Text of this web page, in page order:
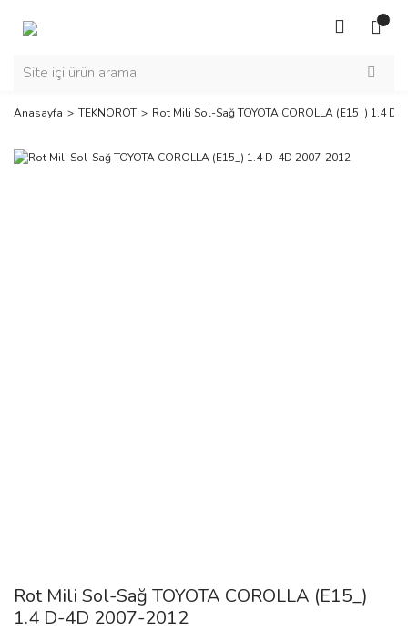
Anasayfa TEKNOROT Rot Mili Sol-Sağ TOYOTA COROLLA (E15_) 1.4
Rot Mili Sol-Sağ TOYOTA COROLLA (E15_)
1.4 D-4D 2007-2012